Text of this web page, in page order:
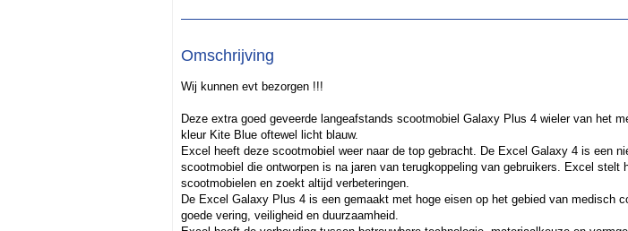
Omschrijving
Wij kunnen evt bezorgen !!!
Deze extra goed geveerde langeafstands scootmobiel Galaxy Plus 4 wieler van het
kleur Kite Blue oftewel licht blauw.
Excel heeft deze scootmobiel weer naar de top gebracht. De Excel Galaxy 4 is een
scootmobiel die ontworpen is na jaren van terugkoppeling van gebruikers. Excel stelt
scootmobielen en zoekt altijd verbeteringen.
De Excel Galaxy Plus 4 is een gemaakt met hoge eisen op het gebied van medisch
goede vering, veiligheid en duurzaamheid.